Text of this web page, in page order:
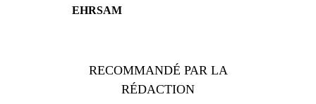
EHRSAM
RECOMMANDÉ PAR LA
RÉDACTION